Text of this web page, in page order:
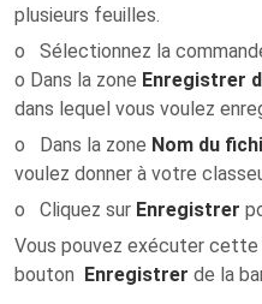
plusieurs feuilles.
o Sélectionnez la
o Dans la zone Enregistrer
dans lequel vous voulez
o Dans la zone Nom du
voulez donner à votre
o Cliquez sur Enregistrer
Vous pouvez exécuter cette
bouton
Enregistrer de la